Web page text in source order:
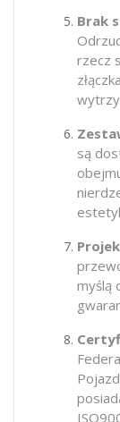
Brak
rzecz
są
myślą